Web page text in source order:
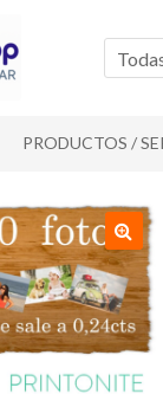
PRODUCTOS /